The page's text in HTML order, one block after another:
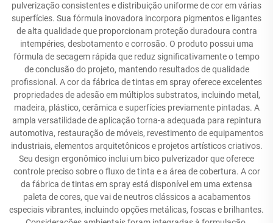
pulverização consistentes e distribuição uniforme de cor em várias
superfícies. Sua fórmula inovadora incorpora pigmentos e ligantes
de alta qualidade que proporcionam proteção duradoura contra
intempéries, desbotamento e corrosão. O produto possui uma
fórmula de secagem rápida que reduz significativamente o tempo
de conclusão do projeto, mantendo resultados de qualidade
profissional. A cor da fábrica de tintas em spray oferece excelentes
propriedades de adesão em múltiplos substratos, incluindo metal,
madeira, plástico, cerâmica e superfícies previamente pintadas. A
ampla versatilidade de aplicação torna-a adequada para repintura
automotiva, restauração de móveis, revestimento de equipamentos
industriais, elementos arquitetônicos e projetos artísticos criativos.
Seu design ergonômico inclui um bico pulverizador que oferece
controle preciso sobre o fluxo de tinta e a área de cobertura. A cor
da fábrica de tintas em spray está disponível em uma extensa
paleta de cores, que vai de neutros clássicos a acabamentos
especiais vibrantes, incluindo opções metálicas, foscas e brilhantes.